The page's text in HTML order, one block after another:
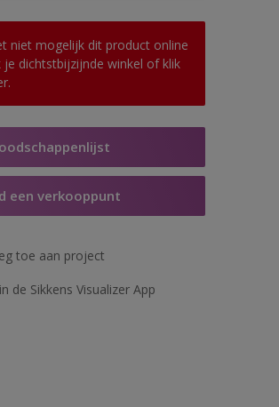
niet mogelijk dit product online
dichtstbijzijnde winkel of klik
een verkooppunt
toe aan project
de Sikkens Visualizer App